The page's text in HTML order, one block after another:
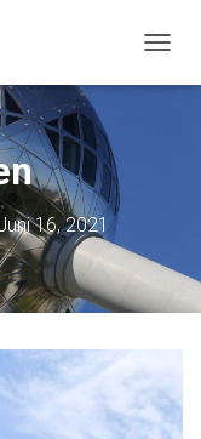
A
N
M
A
16, 2021